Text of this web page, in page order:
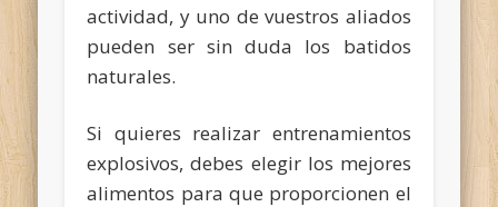
actividad, y uno de vuestros aliados
pueden ser sin duda los batidos
naturales.
Si quieres realizar entrenamientos
explosivos, debes elegir los mejores
alimentos para que proporcionen el